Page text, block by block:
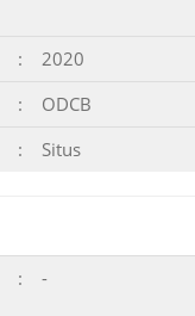
:
2020
:
ODCB
: Situs
: -